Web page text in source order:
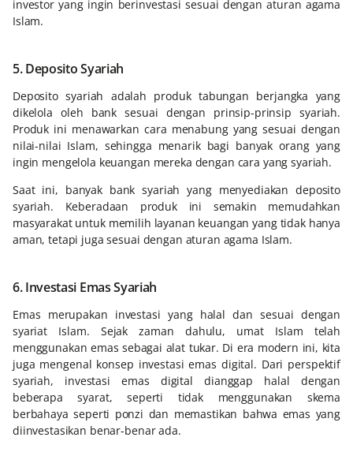
investor yang ingin berinvestasi sesuai dengan aturan agama
Islam.
5. Deposito Syariah
Deposito syariah adalah produk tabungan berjangka yang
dikelola oleh bank sesuai dengan prinsip-prinsip syariah.
Produk ini menawarkan cara menabung yang sesuai dengan
nilai-nilai Islam, sehingga menarik bagi banyak orang yang
ingin mengelola keuangan mereka dengan cara yang syariah.
Saat ini, banyak bank syariah yang menyediakan deposito
syariah. Keberadaan produk ini semakin memudahkan
masyarakat untuk memilih layanan keuangan yang tidak hanya
aman, tetapi juga sesuai dengan aturan agama Islam.
6. Investasi Emas Syariah
Emas merupakan investasi yang halal dan sesuai dengan
syariat Islam. Sejak zaman dahulu, umat Islam telah
menggunakan emas sebagai alat tukar. Di era modern ini, kita
juga mengenal konsep investasi emas digital. Dari perspektif
syariah, investasi emas digital dianggap halal dengan
beberapa syarat, seperti tidak menggunakan skema
berbahaya seperti ponzi dan memastikan bahwa emas yang
diinvestasikan benar-benar ada.